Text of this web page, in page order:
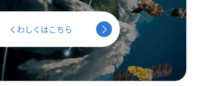
くわしくはこちら